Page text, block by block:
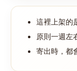
這裡上架的
原則一週左
寄出時，都